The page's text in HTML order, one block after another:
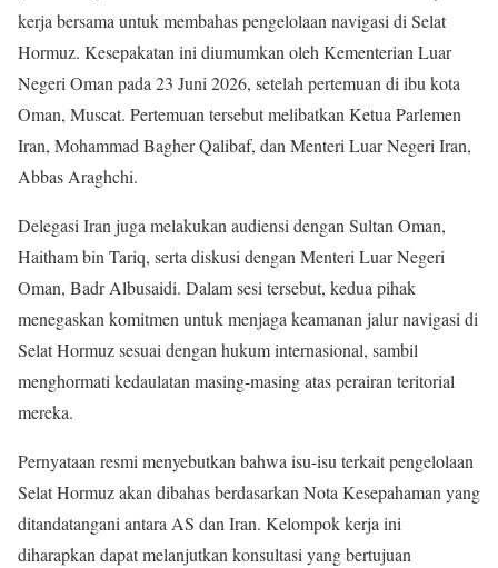
kerja bersama untuk membahas pengelolaan navigasi di Selat
Hormuz. Kesepakatan ini diumumkan oleh Kementerian Luar
Negeri Oman pada 23 Juni 2026, setelah pertemuan di ibu kota
Oman, Muscat. Pertemuan tersebut melibatkan Ketua Parlemen
Iran, Mohammad Bagher Qalibaf, dan Menteri Luar Negeri Iran,
Abbas Araghchi.
Delegasi Iran juga melakukan audiensi dengan Sultan Oman,
Haitham bin Tariq, serta diskusi dengan Menteri Luar Negeri
Oman, Badr Albusaidi. Dalam sesi tersebut, kedua pihak
menegaskan komitmen untuk menjaga keamanan jalur navigasi di
Selat Hormuz sesuai dengan hukum internasional, sambil
menghormati kedaulatan masing-masing atas perairan teritorial
mereka.
Pernyataan resmi menyebutkan bahwa isu-isu terkait pengelolaan
Selat Hormuz akan dibahas berdasarkan Nota Kesepahaman yang
ditandatangani antara AS dan Iran. Kelompok kerja ini
diharapkan dapat melanjutkan konsultasi yang bertujuan